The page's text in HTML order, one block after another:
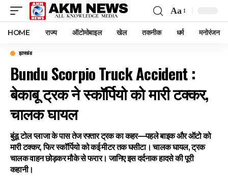
Font
Aa
HOME राज्य ऑटोमोबाइल खेल तकनीक धर्म मनोरंजन
झारखंड
Bundu Scorpio Truck Accident :
बेकाबू ट्रक ने स्कॉर्पियो को मारी टक्कर,
चालक घायल
बुंडू टोल प्लाजा के पास तेज रफ्तार ट्रक का कहर—पहले बाइक और ऑटो को
मारी टक्कर, फिर स्कॉर्पियो को कई मीटर तक घसीटा। चालक घायल, ट्रक
चालक वाहन छोड़कर मौके से फरार। जानिए इस दर्दनाक हादसे की पूरी
कहानी।